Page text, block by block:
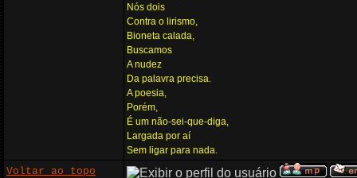
Nós dois
Contra o lirismo,
Bioneta calada,
Buscamos
A nudez
Da palavra precisa.
A poesia,
Porém,
É um não-sei-que-diga,
Largada por aí
Sem ligar para nada.
Voltar ao topo